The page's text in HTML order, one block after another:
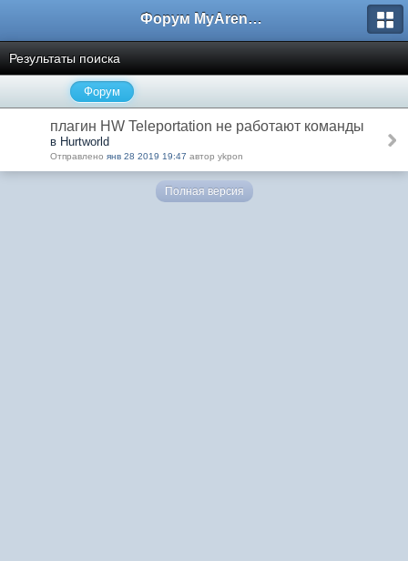
Форум MyArena.ru
Результаты поиска
Форум
плагин HW Teleportation не работают команды
в Hurtworld
Отправлено янв 28 2019 19:47 автор ykpon
Полная версия